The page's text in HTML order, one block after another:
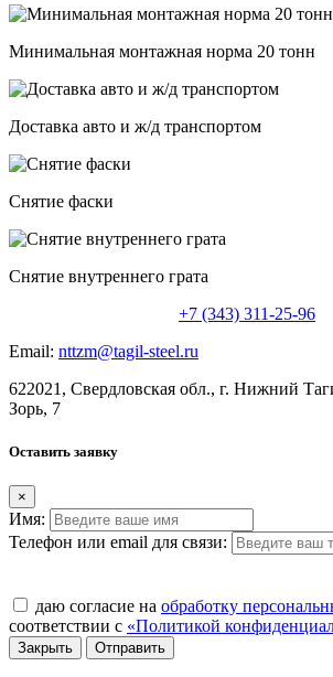
Минимальная монтажная норма 20 тонн
Доставка авто и ж/д транспортом
Снятие фаски
Снятие внутреннего грата
+7 (343) 311-25-96
Email: nttzm@tagil-steel.ru
622021, Свердловская обл., г. Нижний
Зорь, 7
Оставить заявку
×
Имя:
Телефон или email для связи:
даю согласие на обработку
соответствии с «Политикой
Закрыть Отправить